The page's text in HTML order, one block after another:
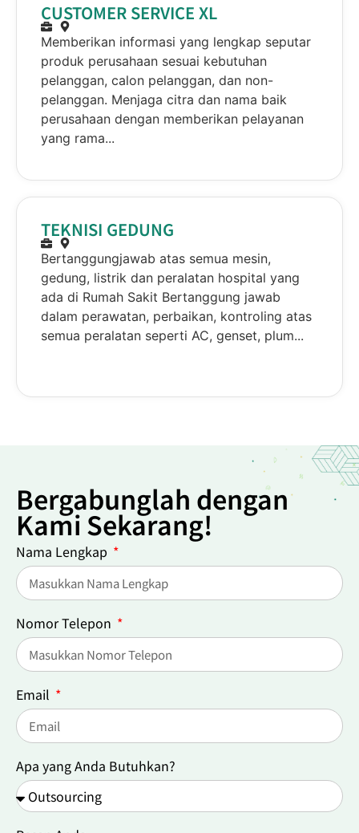
CUSTOMER SERVICE XL
Memberikan informasi yang lengkap seputar
produk perusahaan sesuai kebutuhan
pelanggan, calon pelanggan, dan non-
pelanggan. Menjaga citra dan nama baik
perusahaan dengan memberikan pelayanan
yang rama...
TEKNISI GEDUNG
Bertanggungjawab atas semua mesin,
gedung, listrik dan peralatan hospital yang
ada di Rumah Sakit Bertanggung jawab
dalam perawatan, perbaikan, kontroling atas
semua peralatan seperti AC, genset, plum...
Bergabunglah dengan
Kami Sekarang!
Nama Lengkap
Nomor Telepon
Email
Apa yang Anda Butuhkan?